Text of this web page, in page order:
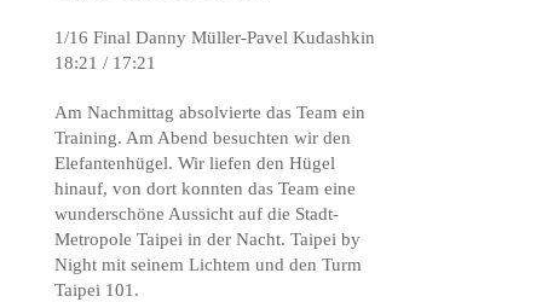
1/16 Final Danny Müller-Pavel Kudashkin
18:21 / 17:21
Am Nachmittag absolvierte das Team ein
Training. Am Abend besuchten wir den
Elefantenhügel. Wir liefen den Hügel
hinauf, von dort konnten das Team eine
wunderschöne Aussicht auf die Stadt-
Metropole Taipei in der Nacht. Taipei by
Night mit seinem Lichtem und den Turm
Taipei 101.